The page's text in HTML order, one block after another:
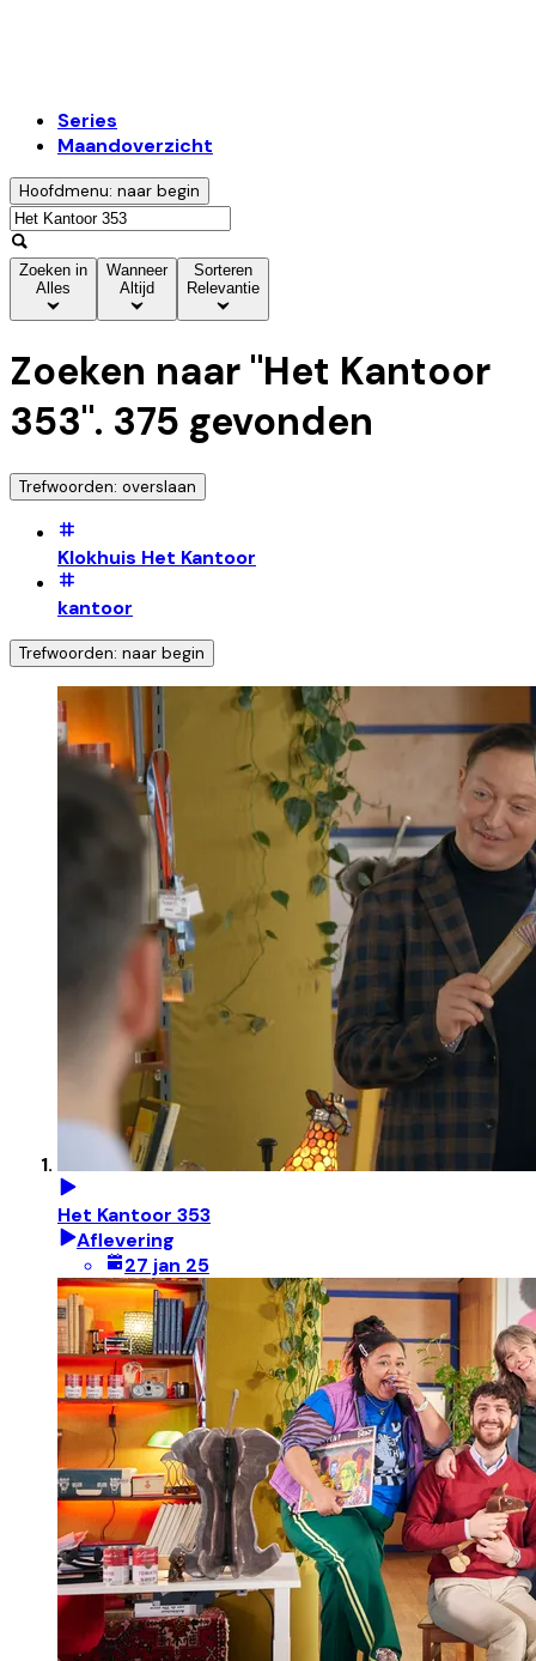
Series
Maandoverzicht
Hoofdmenu: naar begin
Zoeken in
Alles
Wanneer
Altijd
Sorteren
Relevantie
Zoeken naar "Het Kantoor
353". 375 gevonden
Trefwoorden: overslaan
Klokhuis Het Kantoor
kantoor
Trefwoorden: naar begin
Het Kantoor 353
Aflevering
27 jan 25